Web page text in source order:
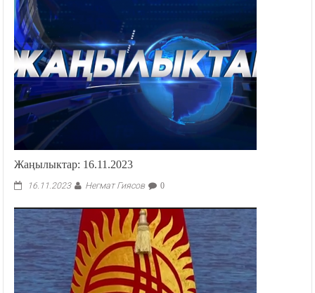
Жаңылыктар: 16.11.2023
16.11.2023 Негмат Гиясов 0